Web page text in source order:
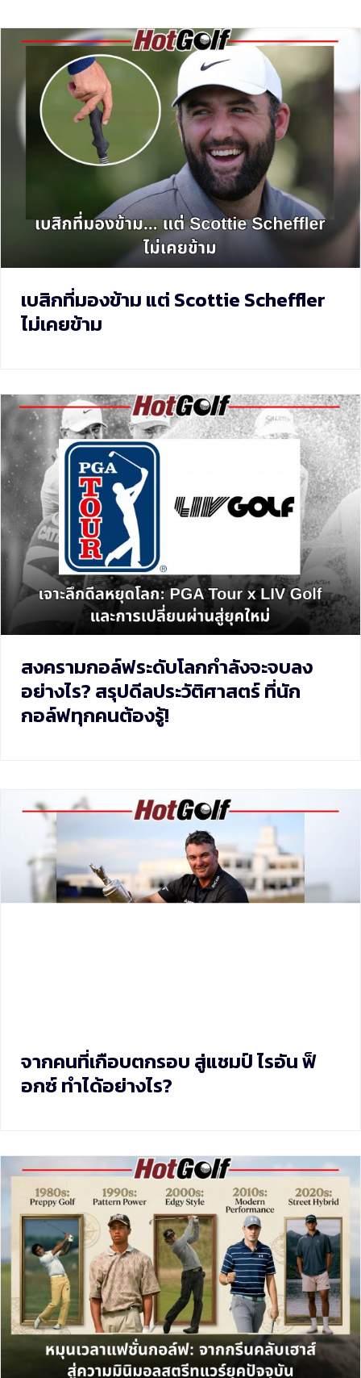
เบสิกที่มองข้าม แต่ Scottie Scheffler
ไม่เคยข้าม
สงครามกอล์ฟระดับโลกกำลังจะจบลง
อย่างไร? สรุปดีลประวัติศาสตร์ ที่นัก
กอล์ฟทุกคนต้องรู้!
จากคนที่เกือบตกรอบ สู่แชมป์ ไรอัน ฟ็
อกซ์ ทำได้อย่างไร?